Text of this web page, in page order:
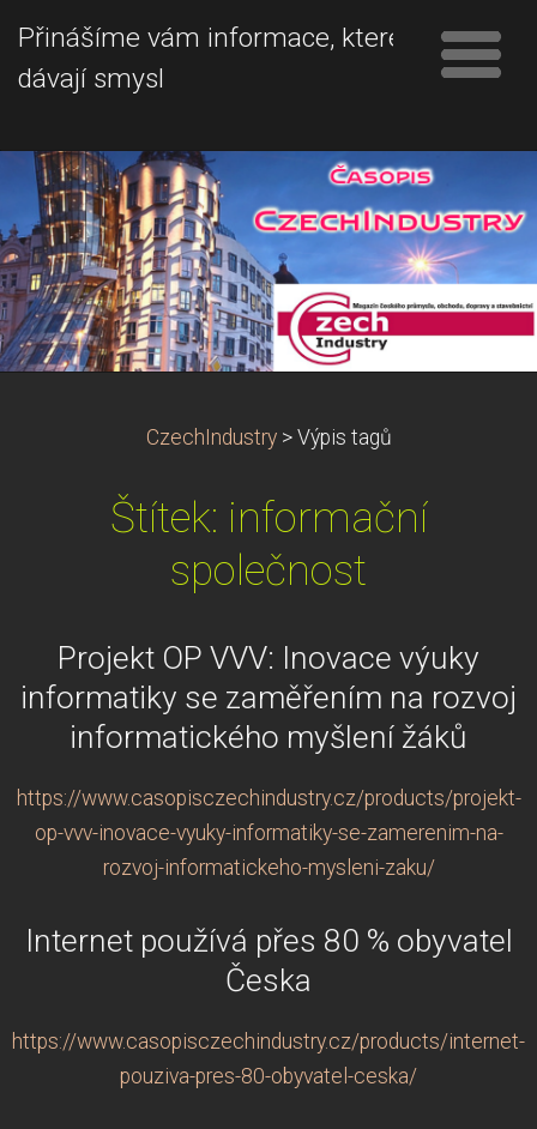
Přinášíme vám informace, které
dávají smysl
CzechIndustry > Výpis tagů
Štítek: informační
společnost
Projekt OP VVV: Inovace výuky
informatiky se zaměřením na rozvoj
informatického myšlení žáků
https://www.casopisczechindustry.cz/products/projekt-
op-vvv-inovace-vyuky-informatiky-se-zamerenim-na-
rozvoj-informatickeho-mysleni-zaku/
Internet používá přes 80 % obyvatel
Česka
https://www.casopisczechindustry.cz/products/internet-
pouziva-pres-80-obyvatel-ceska/